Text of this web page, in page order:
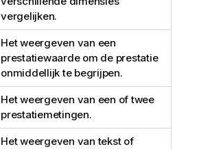
vergelijken.
Het weergeven van een
prestatiewaarde om de prestatie
onmiddellijk te begrijpen.
Het weergeven van een of twee
prestatiemetingen.
Het weergeven van tekst of